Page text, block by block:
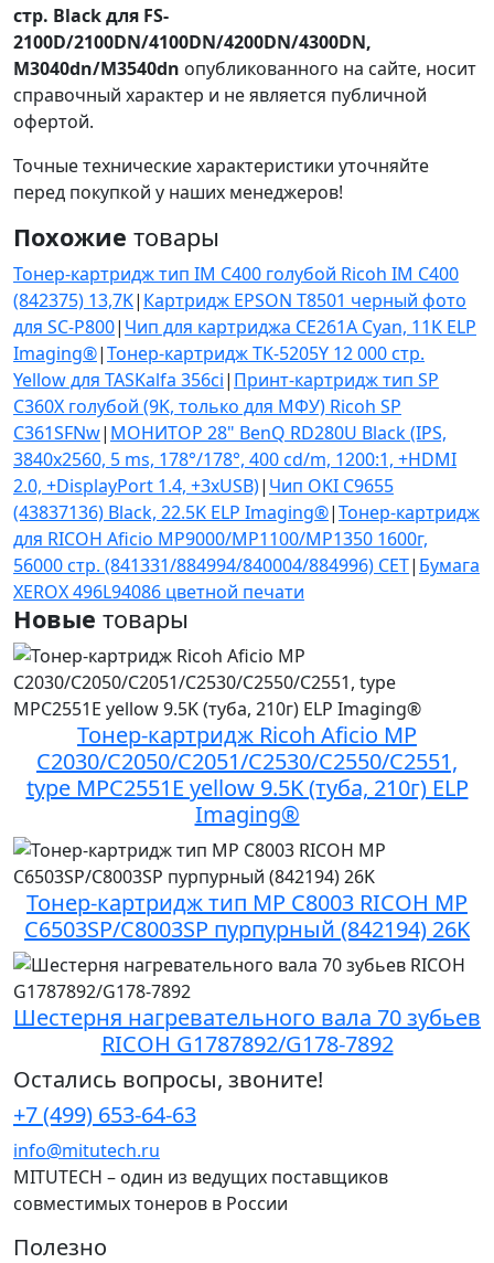
стр. Black для FS-
2100D/2100DN/4100DN/4200DN/4300DN,
M3040dn/M3540dn опубликованного на сайте, носит
справочный характер и не является публичной
офертой.
Точные технические характеристики уточняйте
перед покупкой у наших менеджеров!
Похожие товары
Тонер-картридж тип IM C400 голубой Ricoh IM С400
(842375) 13,7K| Картридж EPSON T8501 черный фото
для SC-P800| Чип для картриджа CE261A Cyan, 11K ELP
Imaging®|Тонер-картридж TK-5205Y 12 000 стр.
Yellow для TASKalfa 356ci| Принт-картридж тип SP
C360X голубой (9K, только для МФУ) Ricoh SP
C361SFNw| МОНИТОР 28" BenQ RD280U Black (IPS,
3840x2560, 5 ms, 178°/178°, 400 cd/m, 1200:1, +HDMI
2.0, +DisplayPort 1.4, +3xUSB)| Чип OKI C9655
(43837136) Black, 22.5K ELP Imaging®|Тонер-картридж
для RICOH Aficio MP9000/MP1100/MP1350 1600г,
56000 стр. (841331/884994/840004/884996) CET| Бумага
XEROX 496L94086 цветной печати
Новые товары
Тонер-картридж Ricoh Aficio MP
C2030/C2050/C2051/C2530/C2550/С2551,
type MPC2551E yellow 9.5K (туба, 210г) ELP
Imaging®
Тонер-картридж тип MP C8003 RICOH MP
C6503SP/C8003SP пурпурный (842194) 26K
Шестерня нагревательного вала 70 зубьев
RICOH G1787892/G178-7892
Остались вопросы, звоните!
+7 (499) 653-64-63
info@mitutech.ru
MITUTECH – один из ведущих поставщиков
совместимых тонеров в России
Полезно